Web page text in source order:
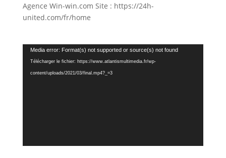
Agence Win-win.com Site : https://24h-
united.com/fr/home
Lecteur
vidéo
Media error: Format(s) not supported or source(s) not found
Télécharger le fichier: https://www.atlantismultimedia.fr/wp-
content/uploads/2021/03/final.mp4?_=3